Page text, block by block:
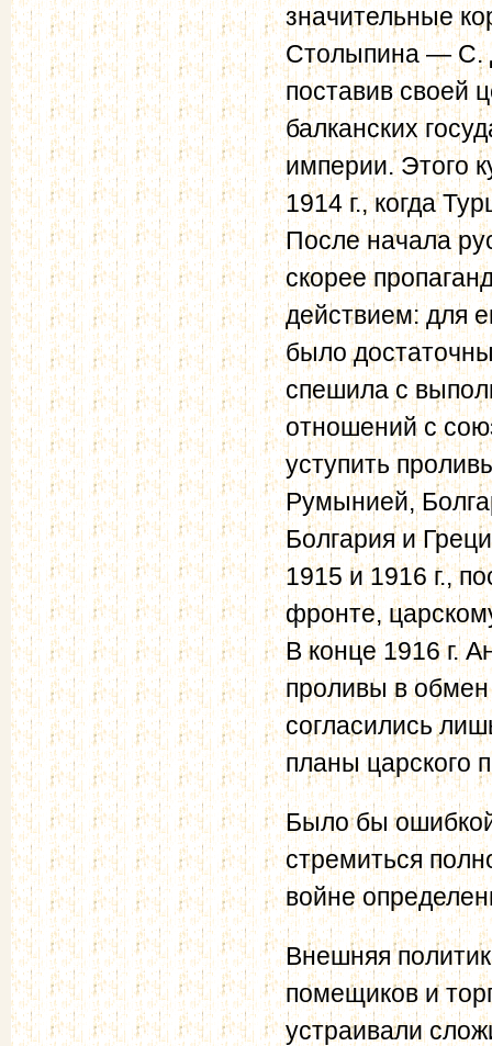
значительные
Столыпина — С.
поставив своей
балканских
империи. Этого
1914 г., когда
После начала
скорее
действием: для
было
спешила с
отношений с
уступить
Румынией,
Болгария и
1915 и 1916 г.,
фронте,
В конце 1916 г.
проливы в
согласились
планы царского
Было бы
стремиться
войне
Внешняя
помещиков и
устраивали